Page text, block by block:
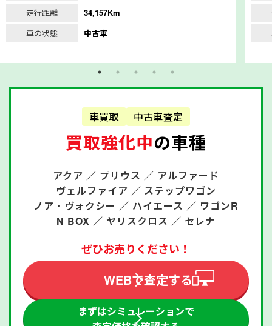
走行距離
34,157Km
車の状態
中古車
車買取 中古車査定
買取強化中の車種
アクア ／ プリウス ／ アルファード
ヴェルファイア ／ ステップワゴン
ノア・ヴォクシー ／ ハイエース ／ ワゴンR
N BOX ／ ヤリスクロス ／ セレナ
ぜひお売りください！
WEBで査定する
まずはシミュレーションで